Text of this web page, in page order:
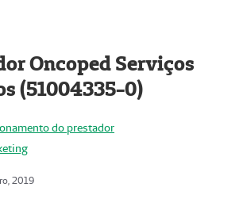
Oncoped Serviços
(51004335-0)
do prestador
2019